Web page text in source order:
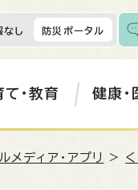
なし 防災ポータル
・教育 健康・
メディア・アプリ >